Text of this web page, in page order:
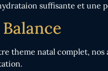
suffisante et une
theme natal complet,